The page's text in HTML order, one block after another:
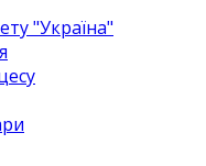
"Україна"